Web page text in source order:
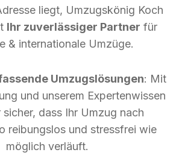
liegt, Umzugskönig Koch
Ihr zuverlässiger Partner für
& internationale Umzüge.
Umzugslösungen: Mit
und unserem Expertenwissen
sicher, dass Ihr Umzug nach
reibungslos und stressfrei wie
möglich verläuft.